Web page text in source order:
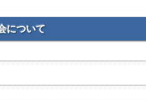
について